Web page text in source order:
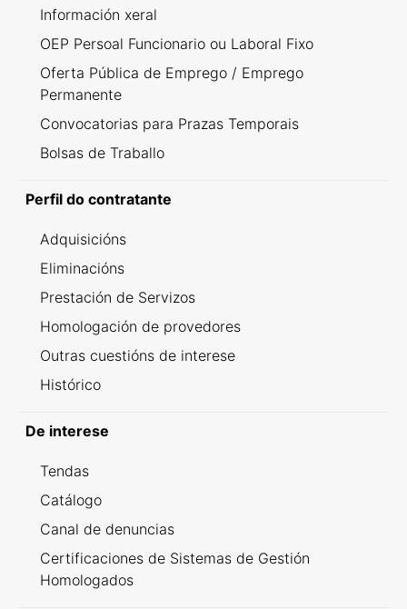
Información xeral
OEP Persoal Funcionario ou Laboral Fixo
Oferta Pública de Emprego / Emprego
Permanente
Convocatorias para Prazas Temporais
Bolsas de Traballo
Perfil do contratante
Adquisicións
Eliminacións
Prestación de Servizos
Homologación de provedores
Outras cuestións de interese
Histórico
De interese
Tendas
Catálogo
Canal de denuncias
Certificaciones de Sistemas de Gestión
Homologados